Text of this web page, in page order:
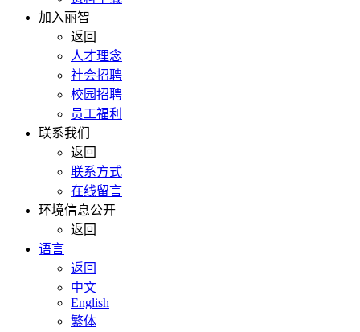
加入丽智
返回
人才理念
社会招聘
校园招聘
员工福利
联系我们
返回
联系方式
在线留言
环境信息公开
返回
语言
返回
中文
English
繁体